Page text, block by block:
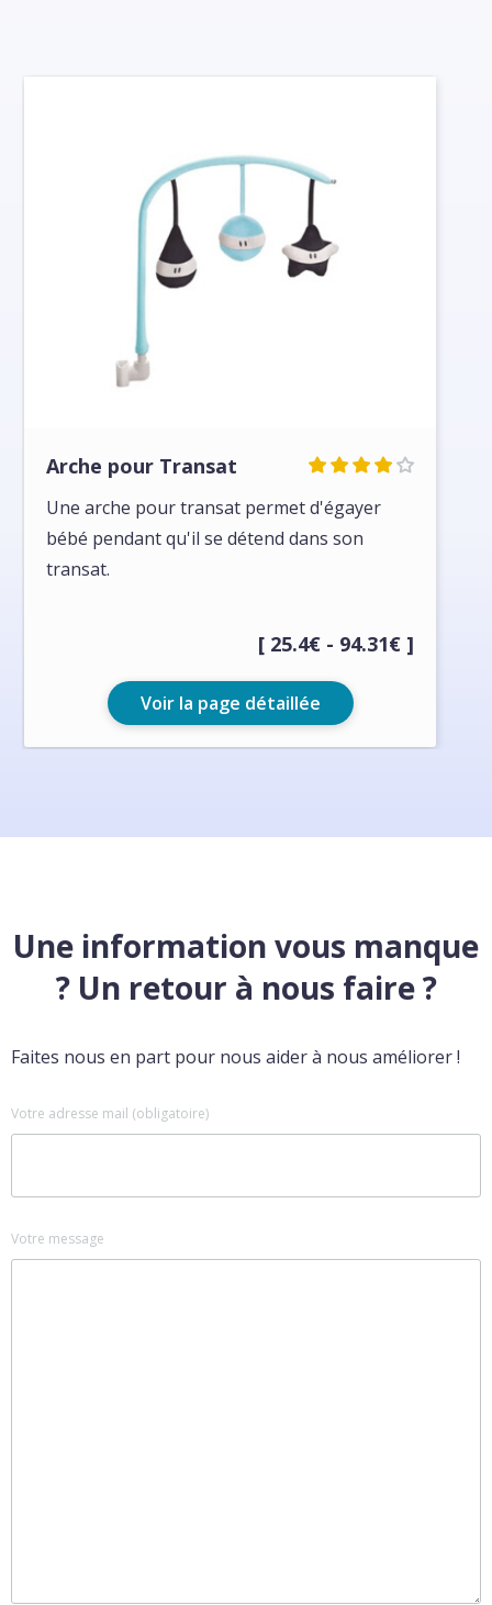
Arche pour Transat
Une arche pour transat permet d'égayer
bébé pendant qu'il se détend dans son
transat.
[ 25.4€ - 94.31€ ]
Voir la page détaillée
Une information vous manque
? Un retour à nous faire ?
Faites nous en part pour nous aider à nous améliorer !
Votre adresse mail (obligatoire)
Votre message